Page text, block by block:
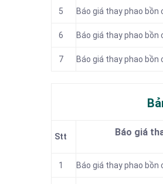
5 Báo giá thay phao bồn
6 Báo giá thay phao bồn
7 Báo giá thay phao bồn
Stt Báo giá
1 Báo giá thay phao bồn